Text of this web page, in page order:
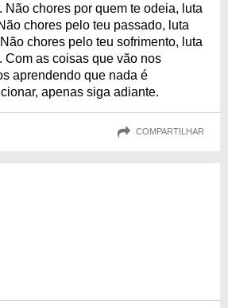
Não chores por quem te odeia, luta
chores pelo teu passado, luta
chores pelo teu sofrimento, luta
Com as coisas que vão nos
aprendendo que nada é
apenas siga adiante.
COMPARTILHAR